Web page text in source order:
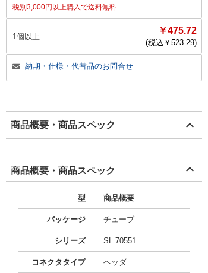
税別3,000円以上購入で送料無料
1個以上
￥475.72
(税込￥ 523.29)
納期・仕様・代替品のお問合せ
商品概要・商品スペック
商品概要・商品スペック
型 商品概要
パッケージ チューブ
シリーズ SL 70551
コネクタタイプ ヘッダ